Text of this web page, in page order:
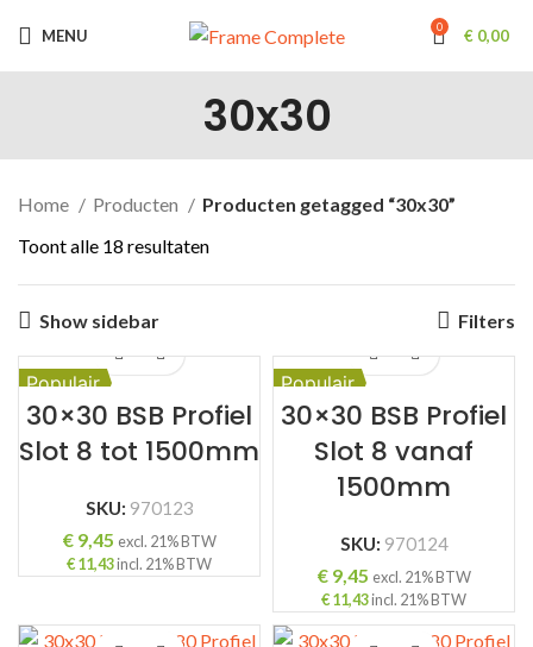
MENU 0 € 0,00
30x30
Home Producten
Producten getagged “30x30”
Toont alle 18 resultaten
Show sidebar Filters
Populair
30×30 BSB Profiel
Slot 8 tot 1500mm
SKU: 970123
€9,45 excl. 21% BTW
€11,43incl. 21% BTW
Populair
30×30 BSB Profiel
Slot 8 vanaf
1500mm
SKU: 970124
€9,45 excl. 21% BTW
€11,43incl. 21% BTW